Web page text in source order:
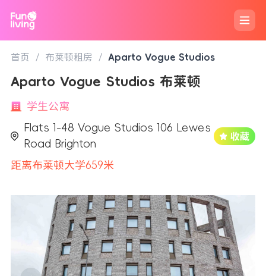
首页 / 布莱顿租房 / Aparto Vogue Studios
Aparto Vogue Studios 布莱顿
学生公寓
Flats 1-48 Vogue Studios 106 Lewes
Road Brighton
距离布莱顿大学659米